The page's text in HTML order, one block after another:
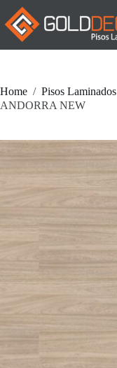
Pular
para
conteúdo
Home / Pisos Laminados
ANDORRA NEW